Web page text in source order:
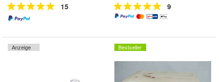
15 9
Anzeige Bestseller